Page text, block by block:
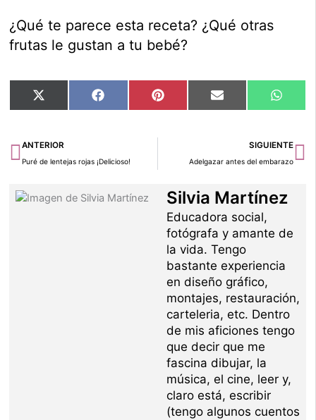
¿Qué te parece esta receta? ¿Qué otras
frutas le gustan a tu bebé?
Compartir
en
X
(Twitter)
Compartir
en
Facebook Compartir
en
Pinterest Compartir
en
Email
en
Ant
ANTERIOR
Puré de lentejas rojas ¡Delicioso!
SIGUIENTE
Adelgazar antes del embarazo
Silvia Martínez
Educadora social,
fotógrafa y amante de
la vida. Tengo
bastante experiencia
en diseño gráfico,
montajes, restauración,
carteleria, etc. Dentro
de mis aficiones tengo
que decir que me
fascina dibujar, la
música, el cine, leer y,
claro está, escribir
(tengo algunos cuentos